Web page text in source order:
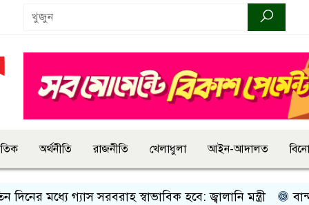
অর্থনীতি রাজনীতি খেলাধুলা আইন-আদালত
গ্যাস সরবরাহ স্বাভাবিক হবে: জ্বালানি মন্ত্রী বান্দরবানে